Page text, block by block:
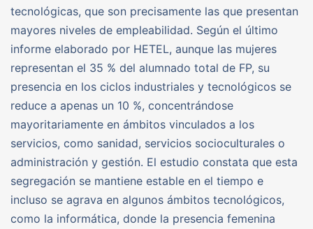
tecnológicas, que son precisamente las que presentan
mayores niveles de empleabilidad. Según el último
informe elaborado por HETEL, aunque las mujeres
representan el 35 % del alumnado total de FP, su
presencia en los ciclos industriales y tecnológicos se
reduce a apenas un 10 %, concentrándose
mayoritariamente en ámbitos vinculados a los
servicios, como sanidad, servicios socioculturales o
administración y gestión. El estudio constata que esta
segregación se mantiene estable en el tiempo e
incluso se agrava en algunos ámbitos tecnológicos,
como la informática, donde la presencia femenina